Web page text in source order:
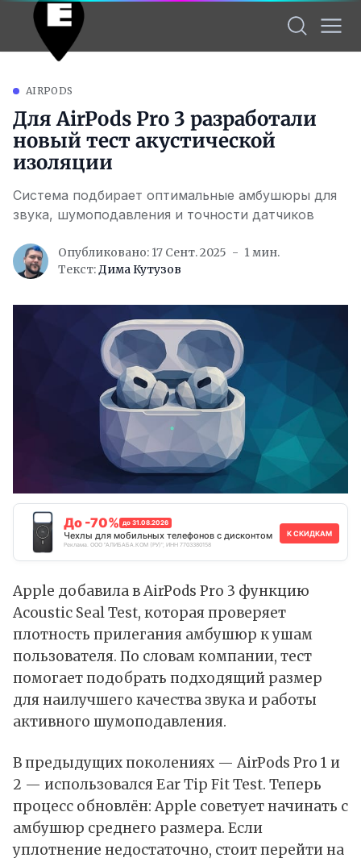
AIRPODS
Для AirPods Pro 3 разработали
новый тест акустической
изоляции
Система подбирает оптимальные амбушюры для
звука, шумоподавления и точности датчиков
Опубликовано: 17 Сент. 2025
1 мин.
Текст:Дима Кутузов
До -70% до 31.08.2026
Чехлы для мобильных телефонов с дисконтом
Реклама. ООО "АЛИБАБА.КОМ (РУ)", ИНН 7703380158
К СКИДКАМ
Apple добавила в AirPods Pro 3 функцию
Acoustic Seal Test, которая проверяет
плотность прилегания амбушюр к ушам
пользователя. По словам компании, тест
помогает подобрать подходящий размер
для наилучшего качества звука и работы
активного шумоподавления.
В предыдущих поколениях — AirPods Pro 1 и
2 — использовался Ear Tip Fit Test. Теперь
процесс обновлён: Apple советует начинать с
амбушюр среднего размера. Если
уплотнение недостаточно, стоит перейти на